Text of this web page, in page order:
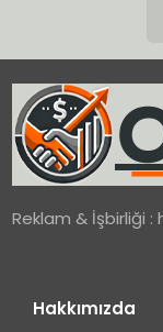
Reklam & İşbirliği :
Hakkımızda